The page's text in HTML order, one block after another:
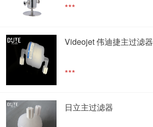
***
Videojet 伟迪捷主过滤器
***
日立主过滤器